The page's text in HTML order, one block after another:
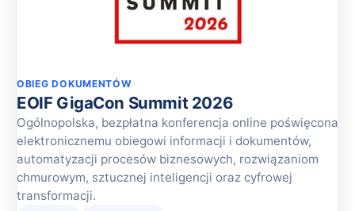
OBIEG DOKUMENTÓW
EOIF GigaCon Summit 2026
Ogólnopolska, bezpłatna konferencja online poświęcona
elektronicznemu obiegowi informacji i dokumentów,
automatyzacji procesów biznesowych, rozwiązaniom
chmurowym, sztucznej inteligencji oraz cyfrowej
transformacji.